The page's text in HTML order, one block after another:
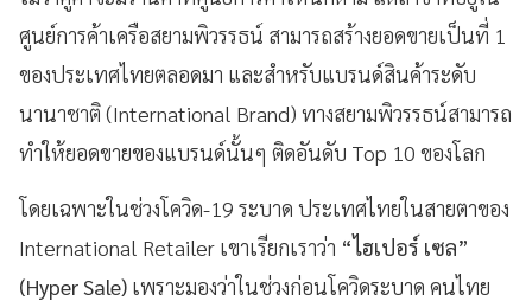
ศูนย์การค้าเครือสยามพิวรรธน์ สามารถสร้างยอดขายเป็นที่ 1
ของประเทศไทยตลอดมา และสำหรับแบรนด์สินค้าระดับ
นานาชาติ (International Brand) ทางสยามพิวรรธน์สามารถ
ทำให้ยอดขายของแบรนด์นั้นๆ ติดอันดับ Top 10 ของโลก
โดยเฉพาะในช่วงโควิด-19 ระบาด ประเทศไทยในสายตาของ
International Retailer เขาเรียกเราว่า “ไฮเปอร์ เซล”
(Hyper Sale) เพราะมองว่าในช่วงก่อนโควิดระบาด คนไทย